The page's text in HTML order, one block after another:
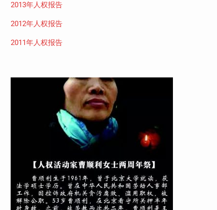
2013年人权报告
2012年人权报告
2011年人权报告